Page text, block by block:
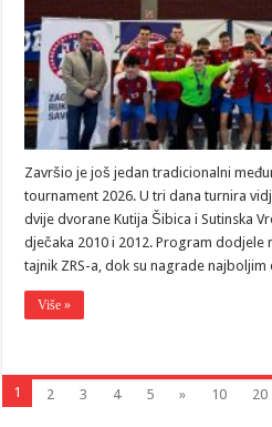
Završio je još jedan tradicionalni
tournament 2026. U tri dana turnira
dvije dvorane Kutija Šibica i Sutinska
dječaka 2010 i 2012. Program
tajnik ZRS-a, dok su nagrade
Više »
1 2 3 4 5 » 10 20